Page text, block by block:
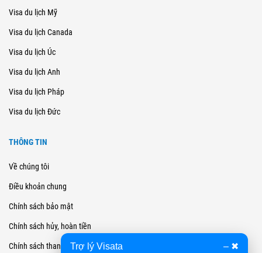
Visa du lịch Mỹ
Visa du lịch Canada
Visa du lịch Úc
Visa du lịch Anh
Visa du lịch Pháp
Visa du lịch Đức
THÔNG TIN
Về chúng tôi
Điều khoản chung
Chính sách bảo mật
Chính sách hủy, hoàn tiền
Chính sách thanh toánTrợ lý Visata – ✖